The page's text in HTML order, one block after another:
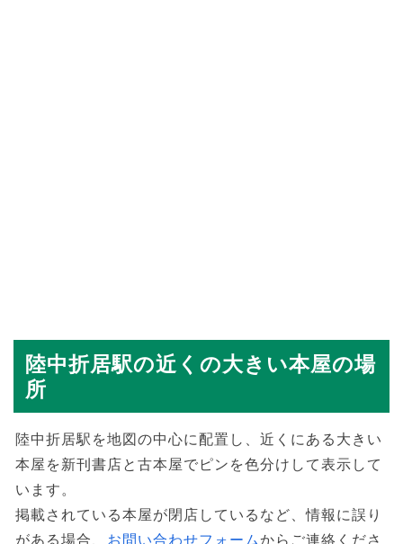
陸中折居駅の近くの大きい本屋の場
所
陸中折居駅を地図の中心に配置し、近くにある大きい
本屋を新刊書店と古本屋でピンを色分けして表示して
います。
掲載されている本屋が閉店しているなど、情報に誤り
がある場合、 お問い合わせフォームからご連絡くださ